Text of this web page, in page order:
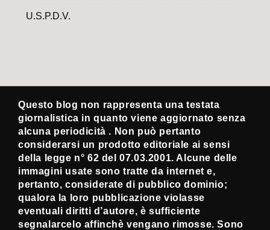
U.S.P.D.V.
Questo blog non rappresenta una testata
giornalistica in quanto viene aggiornato senza
alcuna periodicità . Non può pertanto
considerarsi un prodotto editoriale ai sensi
della legge n° 62 del 07.03.2001. Alcune delle
immagini usate sono tratte da internet e,
pertanto, considerate di pubblico dominio;
qualora la loro pubblicazione violasse
eventuali diritti d’autore, è sufficiente
segnalarcelo affinchè vengano rimosse. Sono